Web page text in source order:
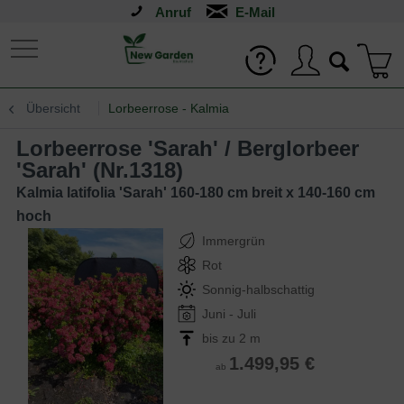
Anruf
Übersicht Lorbeerrose - Kalmia
Lorbeerrose 'Sarah' / Berglorbeer
'Sarah' (Nr.1318)
Kalmia latifolia 'Sarah' 160-180 cm breit x 140-160 cm
hoch
Immergrün
Rot
Sonnig-halbschattig
Juni - Juli
bis zu 2 m
ab 1.499,95 €